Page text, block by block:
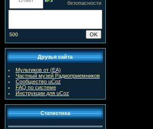
500
Друзья сайта
Мультиков от (ЕА)
Частный музей Радиоприемников
Сообщество uCoz
FAQ по системе
Инструкции для uCoz
Статистика